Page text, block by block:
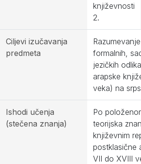
književnosti
2.
Ciljevi izučavanja
predmeta
formalnih,
jezičkih
arapske
veka) na
Ishodi učenja
(stečena znanja)
Po
teorijska
književnim
postklasične
VII do XVIII